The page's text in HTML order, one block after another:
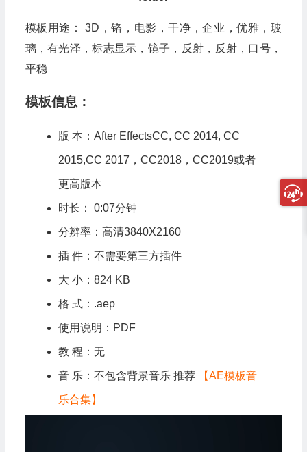
模板用途： 3D，铬，电影，干净，企业，优雅，玻
璃，有光泽，标志显示，镜子，反射，反射，口号，
平稳
模板信息：
版 本：After EffectsCC, CC 2014, CC
2015,CC 2017，CC2018，CC2019或者
更高版本
时长： 0:07分钟
分辨率：高清3840X2160
插 件：不需要第三方插件
大 小：824 KB
格 式：.aep
使用说明：PDF
教 程：无
音 乐：不包含背景音乐 推荐 【AE模板音
乐合集】